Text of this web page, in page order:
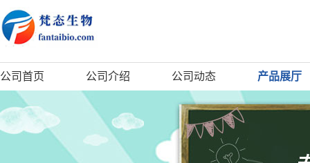
公司首页 公司介绍 公司动态 产品展厅